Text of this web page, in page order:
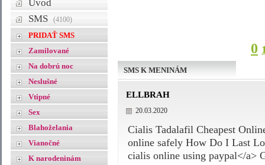
Úvod
SMS
(4100)
PRIDAŤ SMS
Zamilované
Na dobrú noc
Neslušné
Vtipné
Sex
Blahoželania
Vianočné
K narodeninám
0
SMS K MENINÁM
ELLBRAH
20.03.2020
Cialis Tadalafil Cheapest
online safely How Do I Last
cialis online using paypal</a>